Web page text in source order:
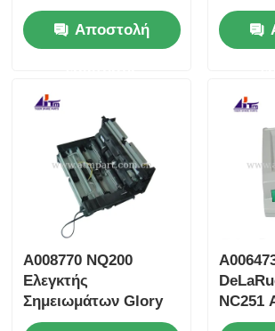
NMD100 Dispenser
Αποστολή
A008770 NQ200
Ελεγκτής
Σημειωμάτων Glory
NMD NMD100
NC251